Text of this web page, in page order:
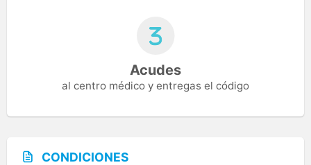
Acudes
al centro médico y entregas el código
CONDICIONES